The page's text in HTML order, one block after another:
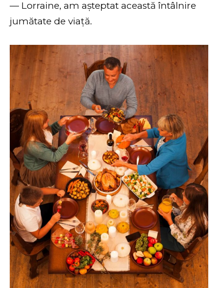
— Lorraine, am așteptat această întâlnire
jumătate de viață.